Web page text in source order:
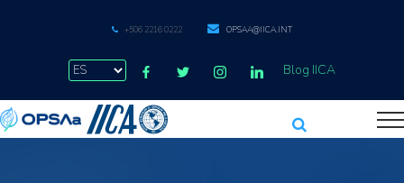
+506 2216 0222 OPSAA@IICA.INT
Blog IICA